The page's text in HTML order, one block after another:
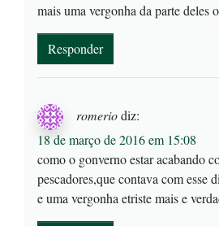
mais uma vergonha da parte deles
Responder
romeriodiz:
18 de março de 2016 em 15:08
como o gonverno estar acabando
pescadores,que contava com esse
e uma vergonha etriste mais e